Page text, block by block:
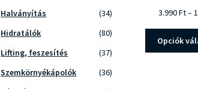
3.990Ft–
Opciók
Halványítás
(34)
Hidratálók
(80)
Lifting, feszesítés
(37)
Szemkörnyékápolók
(36)